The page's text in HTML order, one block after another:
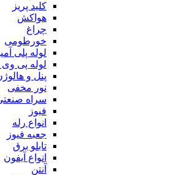
کلید پریز
هواکش
چراغ
خورطومی
لوله پلی
لوله پی
پنل و
نور مخفی
سراه
فیوز
انواع رله
جعبه فیوز
تابلو برق
انواع آیفون
آنتن